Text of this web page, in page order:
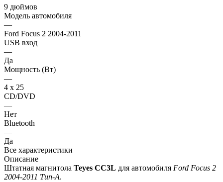
9 дюймов
Модель автомобиля
—
Ford Focus 2 2004-2011
USB вход
—
Да
Мощность (Вт)
—
4 х 25
CD/DVD
—
Нет
Bluetooth
—
Да
Все характеристики
Описание
Штатная магнитола Teyes СС3L для автомобиля Ford Focus 2
2004-2011 Тип-A.